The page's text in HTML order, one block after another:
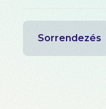
Sorrendezés